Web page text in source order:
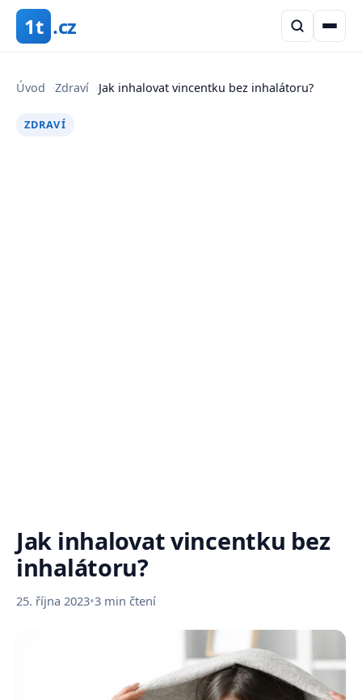
1t .cz
Úvod ›Zdraví ›Jak inhalovat vincentku bez inhalátoru?
ZDRAVÍ
Jak inhalovat vincentku bez
inhalátoru?
25. října 2023•3 min čtení